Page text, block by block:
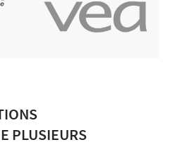
PLUSIEURS